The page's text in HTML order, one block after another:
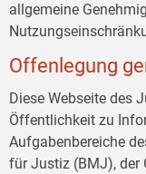
allgemeine
Offenlegung
Diese Webseite des
Öffentlichkeit zu
Aufgabenbereiche
für Justiz (BMJ), der